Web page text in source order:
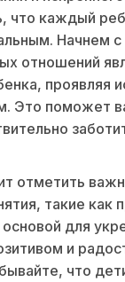
что каждый
Начнем
отношений
проявляя
Это поможет
отметить
такие как
для
и
что